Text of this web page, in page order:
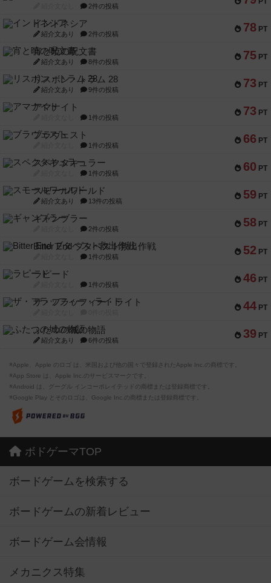
2件の投稿
78 PT
インドネシア
紹介文あり 2件の投稿
75 PT
宵と暁の呪文書
紹介文あり 8件の投稿
73 PT
リスボン・トラム 28
紹介文あり 9件の投稿
73 PT
アマナイト
1件の投稿
66 PT
ブラヴェスト
1件の投稿
60 PT
スペクタキュラー
1件の投稿
59 PT
スモールワールド
紹介文あり 13件の投稿
58 PT
ギャンブラー
2件の投稿
52 PT
Bitter End ブタペスト救出作戦
1件の投稿
46 PT
ラピード
1件の投稿
44 PT
ザ・フラッフィー・ライト
39 PT
ふたつの城の物語
紹介文あり 6件の投稿
※Apple、Apple のロゴ は、米国および他の国々で登録されたApple Inc.の商標です。
※App Store は、Apple Inc.のサービスマークです。
※Android は、グーグル インコーポレイテッドの商標または登録商標です。
※Google Play とそのロゴは、Google Inc.の商標または登録商標です。
ボドゲーマTOP
ボードゲームを検索する
ボードゲームの新着レビュー
ボードゲーム会情報
メカニクス特集